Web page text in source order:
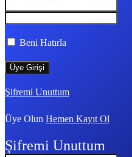
Beni Hatırla
Şifremi Unuttum
Üye Olun Hemen Kayıt Ol
Şifremi Unuttum